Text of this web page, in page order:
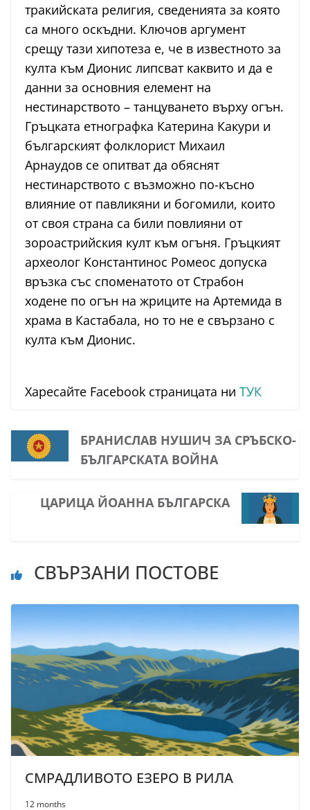
тракийската религия, сведенията за която
са много оскъдни. Ключов аргумент
срещу тази хипотеза е, че в известното за
култа към Дионис липсват каквито и да е
данни за основния елемент на
нестинарството – танцуването върху огън.
Гръцката етнографка Катерина Какури и
българският фолклорист Михаил
Арнаудов се опитват да обяснят
нестинарството с възможно по-късно
влияние от павликяни и богомили, които
от своя страна са били повлияни от
зороастрийския култ към огъня. Гръцкият
археолог Константинос Ромеос допуска
връзка със споменатото от Страбон
ходене по огън на жриците на Артемида в
храма в Кастабала, но то не е свързано с
култа към Дионис.
Харесайте Facebook страницата ни ТУК
БРАНИСЛАВ НУШИЧ ЗА СРЪБСКО-
БЪЛГАРСКАТА ВОЙНА
ЦАРИЦА ЙОАННА БЪЛГАРСКА
СВЪРЗАНИ ПОСТОВЕ
СМРАДЛИВОТО ЕЗЕРО В РИЛА
12 months